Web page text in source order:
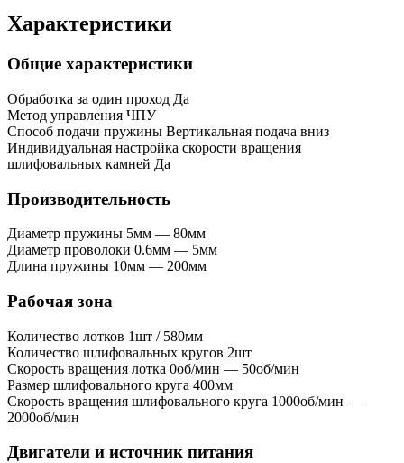
Характеристики
Общие характеристики
Обработка за один проход Да
Метод управления ЧПУ
Способ подачи пружины Вертикальная подача вниз
Индивидуальная настройка скорости вращения
шлифовальных камней Да
Производительность
Диаметр пружины 5мм — 80мм
Диаметр проволоки 0.6мм — 5мм
Длина пружины 10мм — 200мм
Рабочая зона
Количество лотков 1шт / 580мм
Количество шлифовальных кругов 2шт
Скорость вращения лотка 0об/мин — 50об/мин
Размер шлифовального круга 400мм
Скорость вращения шлифовального круга 1000об/мин —
2000об/мин
Двигатели и источник питания